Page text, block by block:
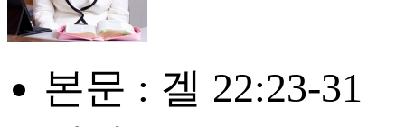
본문 : 겔 22:23-31